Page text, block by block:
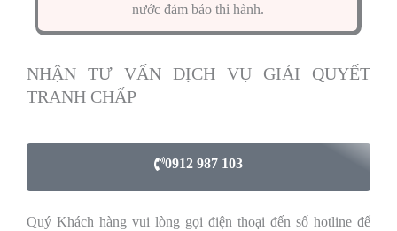
nước đảm bảo thi hành.
NHẬN TƯ VẤN DỊCH VỤ GIẢI QUYẾT
TRANH CHẤP
0912 987 103
Quý Khách hàng vui lòng gọi điện thoại đến số hotline để